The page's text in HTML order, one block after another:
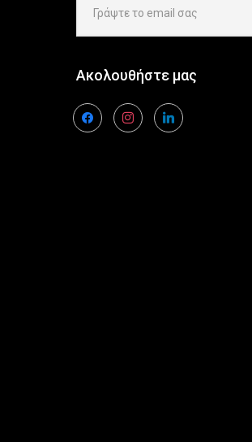
Ακολουθήστε μας
facebookinstagramlinkedin